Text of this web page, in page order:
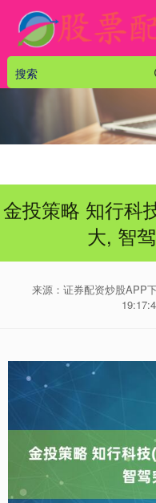
金投策略 知行科
大, 智
来源：证券配资炒股APP